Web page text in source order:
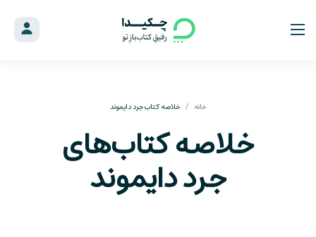
خانه خلاصه کتاب جرد دایموند
خلاصه کتاب‌های
جرد دایموند